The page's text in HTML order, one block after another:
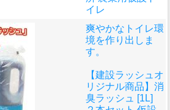
イレ
爽やかなトイレ環
境を作り出しま
す。
【建設ラッシュオ
リジナル商品】消
臭ラッシュ [1L]